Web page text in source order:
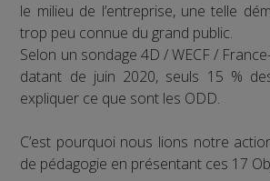
le milieu de l’entreprise, une telle
trop peu connue du grand public.
Selon un sondage 4D / WECF /
datant de juin 2020, seuls 15 %
expliquer ce que sont les ODD.
C’est pourquoi nous lions notre
de pédagogie en présentant ces 17